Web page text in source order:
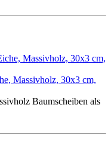
Massivholz, 30x3 cm,
Baumscheiben als